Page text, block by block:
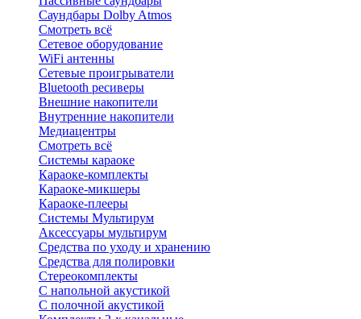
Саундбары Dolby Atmos
Смотреть всё
Сетевое оборудование
WiFi антенны
Сетевые проигрыватели
Bluetooth ресиверы
Внешние накопители
Внутренние накопители
Медиацентры
Смотреть всё
Системы караоке
Караоке-комплекты
Караоке-микшеры
Караоке-плееры
Системы Мультирум
Аксессуары мультирум
Средства по уходу и хранению
Средства для полировки
Стереокомплекты
C напольной акустикой
C полочной акустикой